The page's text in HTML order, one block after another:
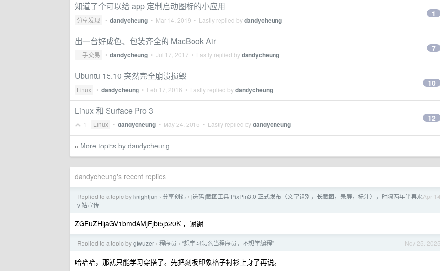
知道了个可以给 app 定制启动图标的小应用
分享发现 • dandycheung • Mar 14, 2019 • Lastly replied bydandycheung
1
出一台好成色、包装齐全的 MacBook Air
二手交易 • dandycheung • Jul 17, 2017 • Lastly replied bydandycheung
7
Ubuntu 15.10 突然完全崩溃损毁
Linux • dandycheung • Feb 17, 2016 • Lastly replied bydandycheung
10
Linux 和 Surface Pro 3
1 Linux • dandycheung • May 24, 2015 • Lastly replied bydandycheung
12
» More topics by dandycheung
dandycheung's recent replies
Apr 14
Replied to a topic byknightjun › 分享创造 › [送码]截图工具 PixPin3.0 正式发布（文字识别，长截图，录屏，标注），时隔两年半再来
v 站宣传
ZGFuZHljaGV1bmdAMjFjbi5jb20K ，谢谢
Nov 25, 2025
Replied to a topic bygfwuzer › 程序员 › “想学习怎么当程序员，不想学编程”
哈哈哈，那就只能学习穿搭了。先把刻板印象格子衬衫上身了再说。